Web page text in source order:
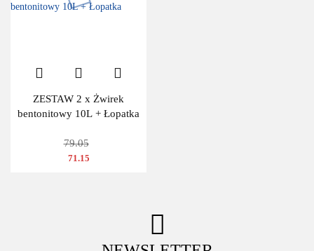
ZESTAW 2 x Żwirek
bentonitowy 10L + Łopatka
79.05
71.15